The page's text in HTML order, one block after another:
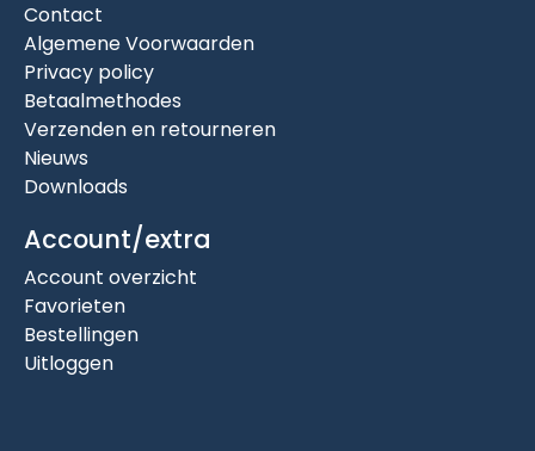
Contact
Algemene Voorwaarden
Privacy policy
Betaalmethodes
Verzenden en retourneren
Nieuws
Downloads
Account/extra
Account overzicht
Favorieten
Bestellingen
Uitloggen